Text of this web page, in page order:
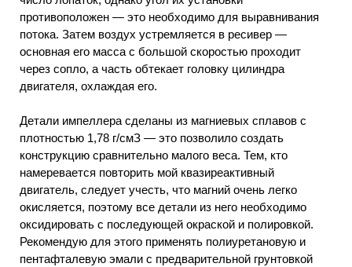
противоположен — это необходимо для выравнивания
потока. Затем воздух устремляется в ресивер —
основная его масса с большой скоростью проходит
через сопло, а часть обтекает головку цилиндра
двигателя, охлаждая его.
Детали импеллера сделаны из магниевых сплавов с
плотностью 1,78 г/смЗ — это позволило создать
конструкцию сравнительно малого веса. Тем, кто
намеревается повторить мой квазиреактивный
двигатель, следует учесть, что магний очень легко
окисляется, поэтому все детали из него необходимо
оксидировать с последующей окраской и полировкой.
Рекомендую для этого применять полиуретановую и
пентафталевую эмали с предварительной грунтовкой